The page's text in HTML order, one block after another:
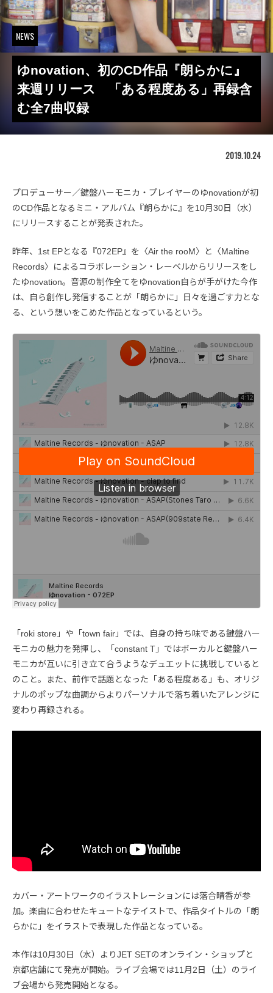
NEWS
ゆnovation、初のCD作品『朗らかに』
来週リリース 「ある程度ある」再録含
む全7曲収録
2019.10.24
プロデューサー／鍵盤ハーモニカ・プレイヤーのゆnovationが初
のCD作品となるミニ・アルバム『朗らかに』を10月30日（水）
にリリースすることが発表された。
昨年、1st EPとなる『072EP』を〈Air the rooM〉と〈Maltine
Records〉によるコラボレーション・レーベルからリリースをし
たゆnovation。音源の制作全てをゆnovation自らが手がけた今作
は、自ら創作し発信することが「朗らかに」日々を過ごす力とな
る、という想いをこめた作品となっているという。
「roki store」や「town fair」では、自身の持ち味である鍵盤ハー
モニカの魅力を発揮し、「constant T」ではボーカルと鍵盤ハー
モニカが互いに引き立て合うようなデュエットに挑戦していると
のこと。また、前作で話題となった「ある程度ある」も、オリジ
ナルのポップな曲調からよりパーソナルで落ち着いたアレンジに
変わり再録される。
カバー・アートワークのイラストレーションには落合晴香が参
加。楽曲に合わせたキュートなテイストで、作品タイトルの「朗
らかに」をイラストで表現した作品となっている。
本作は10月30日（水）よりJET SETのオンライン・ショップと
京都店舗にて発売が開始。ライブ会場では11月2日（土）のライ
ブ会場から発売開始となる。